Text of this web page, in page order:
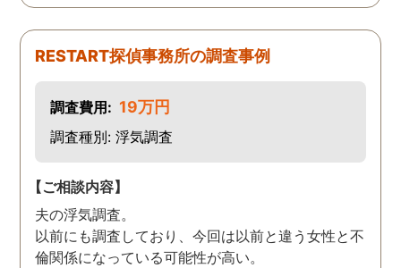
RESTART探偵事務所の調査事例
調査費用: 19万円
調査種別: 浮気調査
【ご相談内容】
夫の浮気調査。
以前にも調査しており、今回は以前と違う女性と不
倫関係になっている可能性が高い。